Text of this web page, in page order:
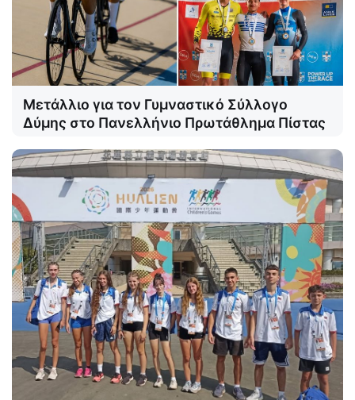
Μετάλλιο για τον Γυμναστικό Σύλλογο
Δύμης στο Πανελλήνιο Πρωτάθλημα Πίστας